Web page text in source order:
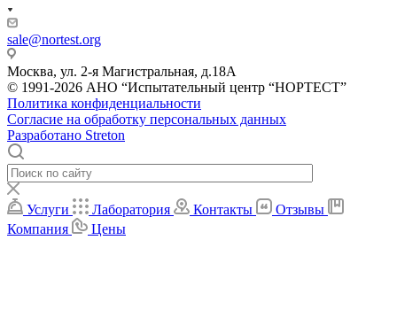
sale@nortest.org
Москва, ул. 2-я Магистральная, д.18А
© 1991-2026 АНО “Испытательный центр “НОРТЕСТ”
Политика конфиденциальности
Согласие на обработку персональных данных
Разработано Streton
Услуги Лаборатория Контакты
Отзывы
Компания
Цены